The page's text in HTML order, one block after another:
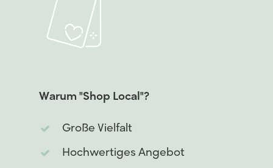
Warum"Shop Local"?
Große Vielfalt
Hochwertiges Angebot